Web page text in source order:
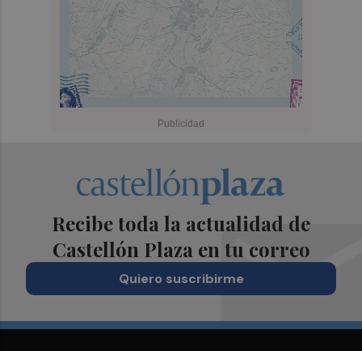
Recibe toda la actualidad de
Castellón Plaza en tu correo
Quiero suscribirme